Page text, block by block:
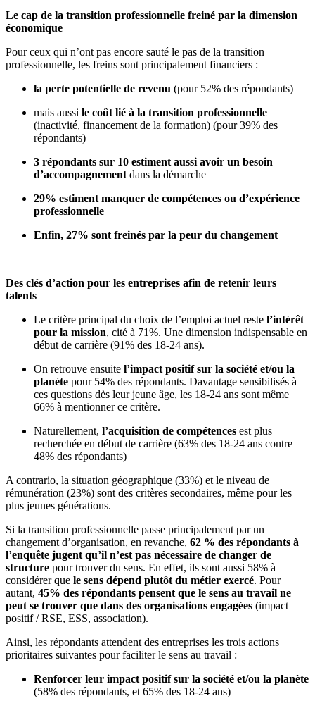
Le cap de la transition professionnelle freiné par la dimension
économique
Pour ceux qui n’ont pas encore sauté le pas de la transition
professionnelle, les freins sont principalement financiers :
la perte potentielle de revenu (pour 52% des répondants)
mais aussi le coût lié à la transition professionnelle
(inactivité, financement de la formation) (pour 39% des
répondants)
3 répondants sur 10 estiment aussi avoir un besoin
d’accompagnement dans la démarche
29% estiment manquer de compétences ou d’expérience
professionnelle
Enfin, 27% sont freinés par la peur du changement
Des clés d’action pour les entreprises afin de retenir leurs
talents
Le critère principal du choix de l’emploi actuel reste l’intérêt
pour la mission, cité à 71%. Une dimension indispensable en
début de carrière (91% des 18-24 ans).
On retrouve ensuite l’impact positif sur la société et/ou la
planète pour 54% des répondants. Davantage sensibilisés à
ces questions dès leur jeune âge, les 18-24 ans sont même
66% à mentionner ce critère.
Naturellement, l’acquisition de compétences est plus
recherchée en début de carrière (63% des 18-24 ans contre
48% des répondants)
A contrario, la situation géographique (33%) et le niveau de
rémunération (23%) sont des critères secondaires, même pour les
plus jeunes générations.
Si la transition professionnelle passe principalement par un
changement d’organisation, en revanche, 62 % des répondants à
l’enquête jugent qu’il n’est pas nécessaire de changer de
structure pour trouver du sens. En effet, ils sont aussi 58% à
considérer que le sens dépend plutôt du métier exercé. Pour
autant, 45% des répondants pensent que le sens au travail ne
peut se trouver que dans des organisations engagées (impact
positif / RSE, ESS, association).
Ainsi, les répondants attendent des entreprises les trois actions
prioritaires suivantes pour faciliter le sens au travail :
Renforcer leur impact positif sur la société et/ou la planète
(58% des répondants, et 65% des 18-24 ans)